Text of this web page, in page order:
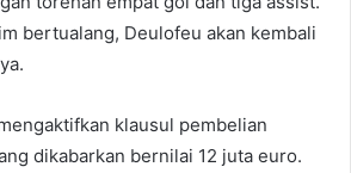
bertualang, Deulofeu akan kembali
klausul pembelian
dikabarkan bernilai 12 juta euro.